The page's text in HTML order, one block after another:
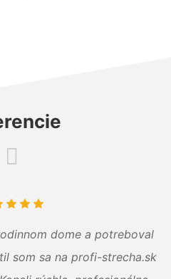
dome a potreboval
som sa na profi-strecha.sk